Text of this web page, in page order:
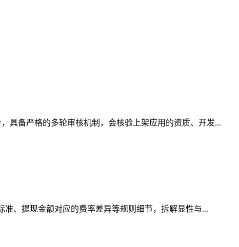
具备严格的多轮审核机制，会核验上架应用的资质、开发...
、提现金额对应的费率差异等规则细节，拆解显性与...